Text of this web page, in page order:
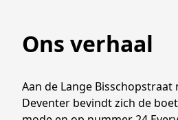
Ons verhaal
Aan de Lange Bisschopstraat
Deventer bevindt zich de